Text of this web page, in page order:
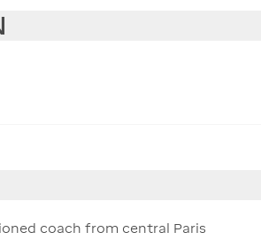
coach from central Paris